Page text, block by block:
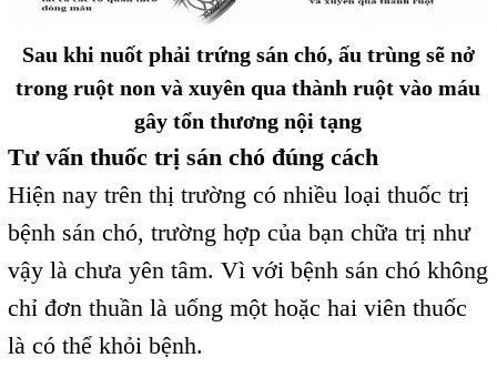
Sau khi nuốt phải trứng sán chó, ấu trùng sẽ nở
trong ruột non và xuyên qua thành ruột vào máu
gây tổn thương nội tạng
Tư vấn thuốc trị sán chó đúng cách
Hiện nay trên thị trường có nhiều loại thuốc trị
bệnh sán chó, trường hợp của bạn chữa trị như
vậy là chưa yên tâm. Vì với bệnh sán chó không
chỉ đơn thuần là uống một hoặc hai viên thuốc
là có thể khỏi bệnh.